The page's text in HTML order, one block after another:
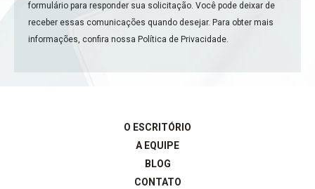
formulário para responder sua solicitação. Você pode deixar de
receber essas comunicações quando desejar. Para obter mais
informações, confira nossa Política de Privacidade.
O ESCRITÓRIO
A EQUIPE
BLOG
CONTATO